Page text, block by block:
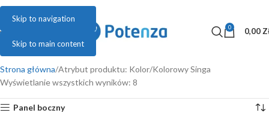
Skip to navigation
Skip to main content
0 0,00
Strona główna Atrybut produktu: Kolor Kolorowy Singa
Wyświetlanie wszystkich wyników: 8
Panel boczny